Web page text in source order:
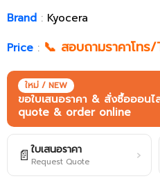
Brand : Kyocera
Price : 📞 สอบถามราคาโทร/
ใหม่ / NEW
ขอใบเสนอราคา & สั่งซื้อออน
quote & order online
📄 ใบเสนอราคา
Request Quote ›